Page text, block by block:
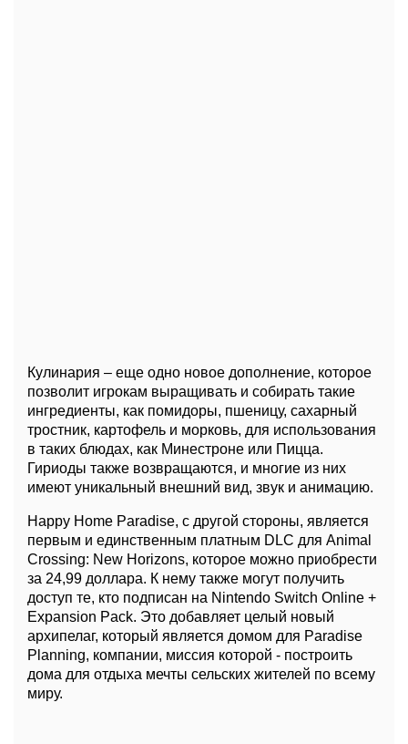
Кулинария – еще одно новое дополнение, которое
позволит игрокам выращивать и собирать такие
ингредиенты, как помидоры, пшеницу, сахарный
тростник, картофель и морковь, для использования
в таких блюдах, как Минестроне или Пицца.
Гириоды также возвращаются, и многие из них
имеют уникальный внешний вид, звук и анимацию.
Happy Home Paradise, с другой стороны, является
первым и единственным платным DLC для Animal
Crossing: New Horizons, которое можно приобрести
за 24,99 доллара. К нему также могут получить
доступ те, кто подписан на Nintendo Switch Online +
Expansion Pack. Это добавляет целый новый
архипелаг, который является домом для Paradise
Planning, компании, миссия которой - построить
дома для отдыха мечты сельских жителей по всему
миру.